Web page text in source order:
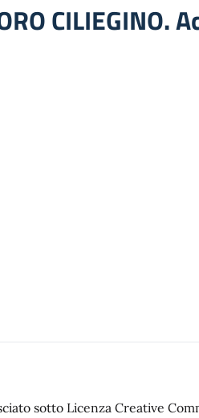
CILIEGINO.
sotto Licenza Creative